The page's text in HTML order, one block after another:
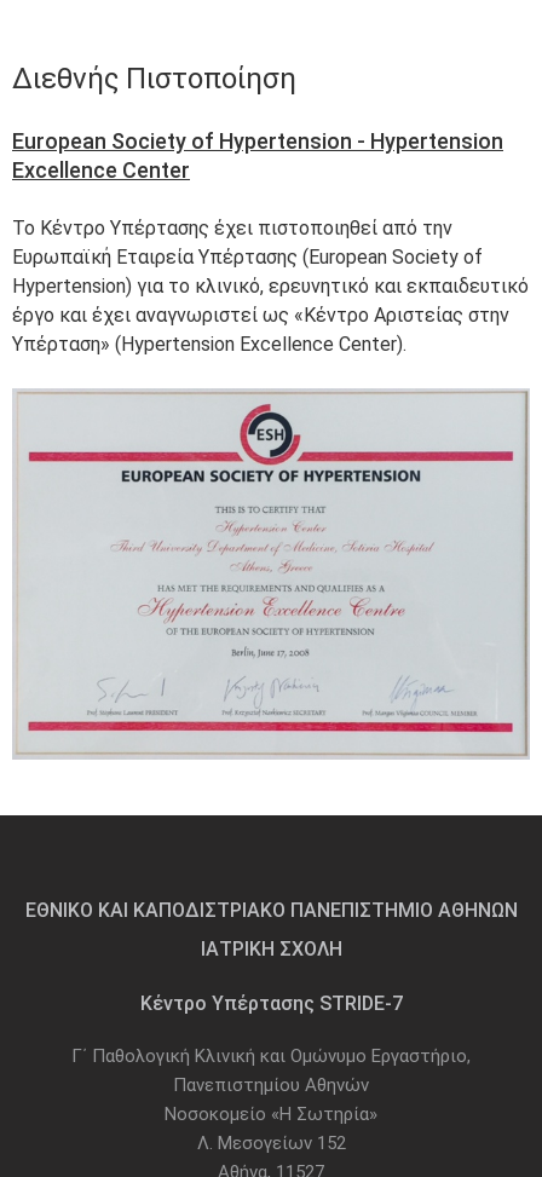
Διεθνής Πιστοποίηση
European Society of Hypertension - Hypertension
Excellence Center
Το Κέντρο Υπέρτασης έχει πιστοποιηθεί από την
Ευρωπαϊκή Εταιρεία Υπέρτασης (European Society of
Hypertension) για το κλινικό, ερευνητικό και εκπαιδευτικό
έργο και έχει αναγνωριστεί ως «Κέντρο Αριστείας στην
Υπέρταση» (Hypertension Excellence Center).
ΕΘΝΙΚΟ ΚΑΙ ΚΑΠΟΔΙΣΤΡΙΑΚΟ ΠΑΝΕΠΙΣΤΗΜΙΟ ΑΘΗΝΩΝ
ΙΑΤΡΙΚΗ ΣΧΟΛΗ
Κέντρο Υπέρτασης STRIDE-7
Γ΄ Παθολογική Κλινική και Ομώνυμο Εργαστήριο,
Πανεπιστημίου Αθηνών
Νοσοκομείο «Η Σωτηρία»
Λ. Μεσογείων 152
Αθήνα, 11527